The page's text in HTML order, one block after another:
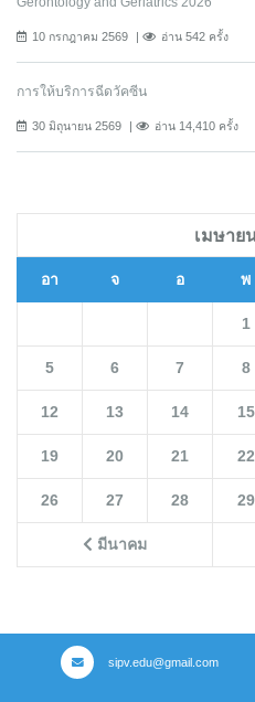
10 กรกฎาคม 2569 อ่าน 542 ครั้ง
การให้บริการฉีดวัคซีน
30 มิถุนายน 2569 อ่าน 14,410 ครั้ง
เมษาย
อา จ อ พ
มีนาคม
1
5 6 7 8
12 13 14 15
19 20 21 22
26 27 28 29
sipv.edu@gmail.com